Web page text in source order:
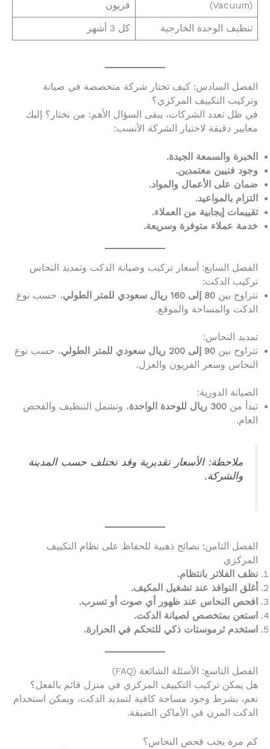
(Vacuum)
فريون
تنظيف الوحدة الخارجية كل 3 أشهر
الفصل السادس: كيف تختار شركة متخصصة في صيانة
وتركيب التكييف المركزي؟
في ظل تعدد الشركات، يبقى السؤال الأهم: من نختار؟ إليك
معايير دقيقة لاختيار الشركة الأنسب:
الخبرة والسمعة الجيدة.
وجود فنيين معتمدين.
ضمان على الأعمال والمواد.
التزام بالمواعيد.
تقييمات إيجابية من العملاء.
خدمة عملاء متوفرة وسريعة.
الفصل السابع: أسعار تركيب وصيانة الدكت وتمديد النحاس
تركيب الدكت:
تتراوح بين 80 إلى 160 ريال سعودي للمتر الطولي
، حسب نوع
الدكت والمساحة والموقع.
تمديد النحاس:
تتراوح بين 90 إلى 200 ريال سعودي للمتر الطولي
، حسب نوع
النحاس وسعر الفريون والعزل.
الصيانة الدورية:
تبدأ من 300 ريال للوحدة الواحدة
، وتشمل التنظيف والفحص
العام.
ملاحظة: الأسعار تقديرية وقد تختلف حسب المدينة
والشركة.
الفصل الثامن: نصائح ذهبية للحفاظ على نظام التكييف
المركزي
نظف الفلاتر بانتظام.
أغلق النوافذ عند تشغيل المكيف.
افحص النحاس عند ظهور أي صوت أو تسرب.
استعن بمتخصص لصيانة الدكت.
استخدم ثرموستات ذكي للتحكم في الحرارة.
الفصل التاسع: الأسئلة الشائعة (FAQ)
هل يمكن تركيب التكييف المركزي في منزل قائم بالفعل؟
نعم، بشرط وجود مساحة كافية لتمديد الدكت، ويمكن استخدام
الدكت المرن في الأماكن الضيقة.
كم مرة يجب فحص النحاس؟